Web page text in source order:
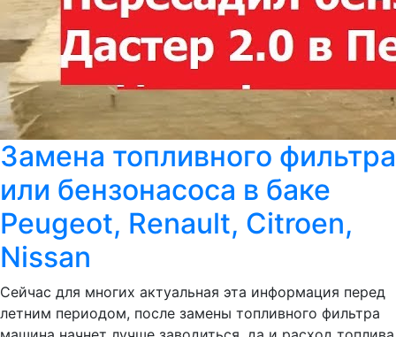
Замена топливного фильтра
или бензонасоса в баке
Peugeot, Renault, Citroen,
Nissan
Сейчас для многих актуальная эта информация перед
летним периодом, после замены топливного фильтра